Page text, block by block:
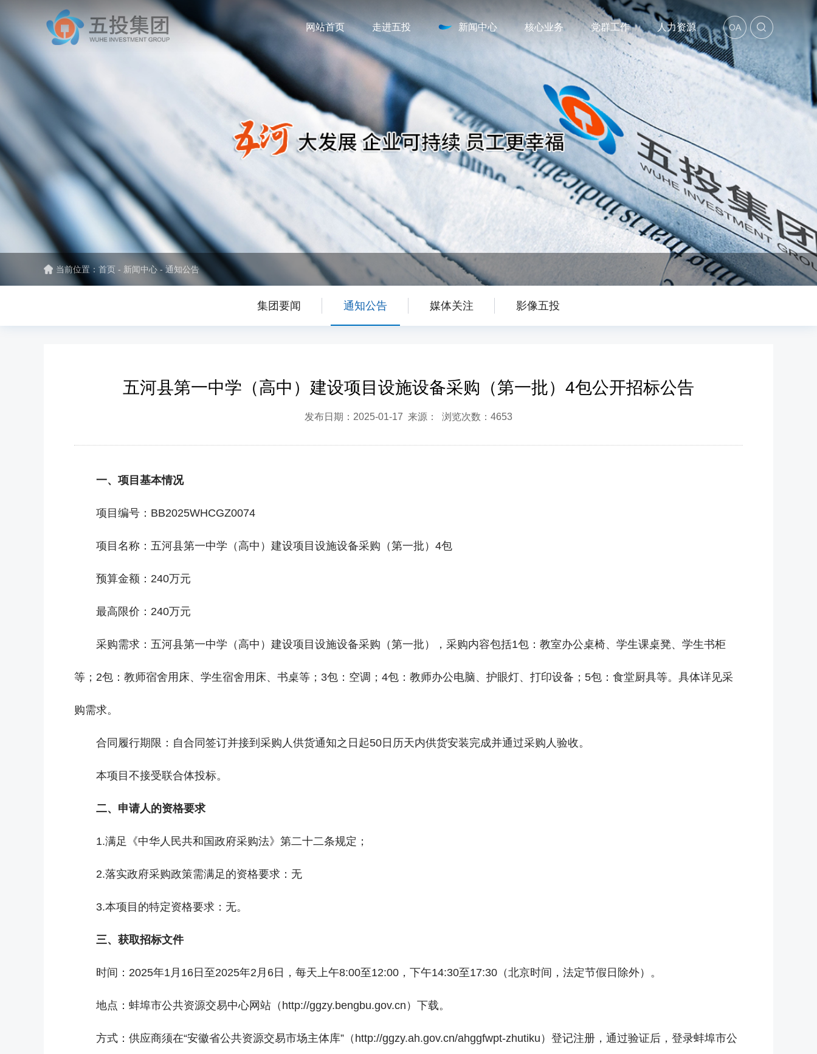
网站首页 走进五投 新闻中心 核心业务 党群工作 人力资源
当前位置： 首页 - 新闻中心 -通知公告
集团要闻 通知公告 媒体关注 影像五投
五河县第一中学（高中）建设项目设施设备采购（第一批）4包公开招标公告
发布日期：2025-01-17 来源： 浏览次数：4653
一、项目基本情况
项目编号：BB2025WHCGZ0074
项目名称：五河县第一中学（高中）建设项目设施设备采购（第一批）4包
预算金额：240万元
最高限价：240万元
采购需求：五河县第一中学（高中）建设项目设施设备采购（第一批），采购内容包括1包：教室办公桌椅、学生课桌凳、学生书柜
等；2包：教师宿舍用床、学生宿舍用床、书桌等；3包：空调；4包：教师办公电脑、护眼灯、打印设备；5包：食堂厨具等。具体详见采
购需求。
合同履行期限：自合同签订并接到采购人供货通知之日起50日历天内供货安装完成并通过采购人验收。
本项目不接受联合体投标。
二、申请人的资格要求
1.满足《中华人民共和国政府采购法》第二十二条规定；
2.落实政府采购政策需满足的资格要求：无
3.本项目的特定资格要求：无。
三、获取招标文件
时间：2025年1月16日至2025年2月6日，每天上午8:00至12:00，下午14:30至17:30（北京时间，法定节假日除外）。
地点：蚌埠市公共资源交易中心网站（http://ggzy.bengbu.gov.cn）下载。
方式：供应商须在“安徽省公共资源交易市场主体库”（http://ggzy.ah.gov.cn/ahggfwpt-zhutiku）登记注册，通过验证后，登录蚌埠市公